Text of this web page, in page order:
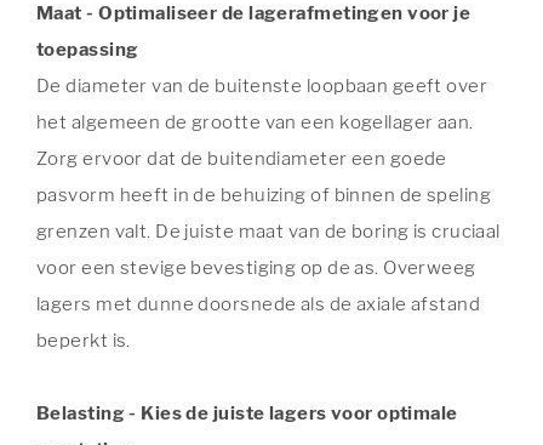
Maat - Optimaliseer de lagerafmetingen voor je
toepassing
De diameter van de buitenste loopbaan geeft over
het algemeen de grootte van een kogellager aan.
Zorg ervoor dat de buitendiameter een goede
pasvorm heeft in de behuizing of binnen de speling
grenzen valt. De juiste maat van de boring is cruciaal
voor een stevige bevestiging op de as. Overweeg
lagers met dunne doorsnede als de axiale afstand
beperkt is.
Belasting - Kies de juiste lagers voor optimale